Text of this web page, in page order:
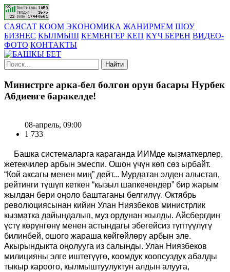
САЯСАТ КООМ ЭКОНОМИКА ЖАНИРМЕМ ШОУ
БИЗНЕС КЫЛМЫШ КЕМЕНГЕР КЕП КҮЧ БЕРЕН ВИДЕО-
ФОТО КОНТАКТЫ
Найти
Министрге арка-бел болгон орун басары Нурбек
Абдиевге баракелде!
08-апрель, 09:00
1 733
Башка системаларга караганда ИИМде кызматкерлер,
жетекчилер арбын эмеспи. Ошон үчүн көп сөз ырбайт.
“Кой аксагы менен миң” дейт... Мурдатан элден алыстап,
рейтинги түшүп кеткен “кызыл шапкечендер” бир жарым
жылдан бери оңоло баштаганы белгилүү. Октябрь
революциясынан кийин Улан Ниязбеков министрлик
кызматка дайындалып, муз ордунан жылды. Айсбергдин
үстү көрүнгөнү менен астындагы эбегейсиз түптүүлүгү
билинбей, ошого жараша көйгөйлөрү арбын эле.
Акырындыкта оңолууга из салынды. Улан Ниязбеков
милицияны элге иштетүүгө, коомдук коопсуздук абалды
тыкыр кароого, кылмыштуулуктун алдын алууга,